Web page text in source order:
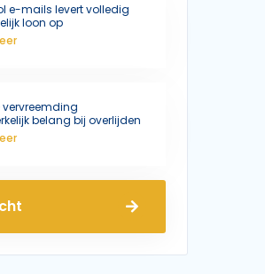
e-mails levert volledig
loon op
vervreemding
belang bij overlijden